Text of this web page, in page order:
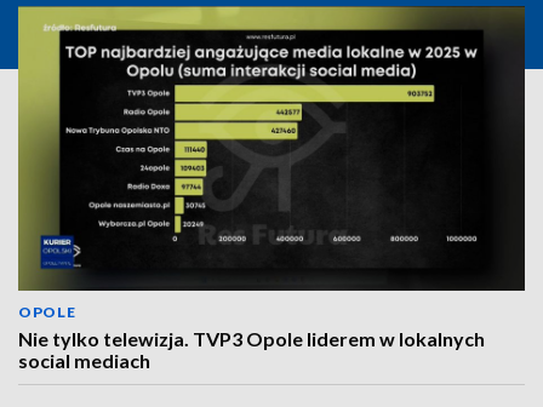
OPOLE
Nie tylko telewizja. TVP3 Opole liderem w lokalnych
social mediach